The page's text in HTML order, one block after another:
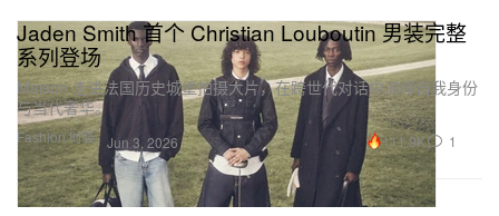
Fashion 时装
Jaden Smith 首个 Christian Louboutin 男装完整
系列登场
Maison 走进法国历史城堡拍摄大片，在跨世代对话中演绎自我身份
与当代奢华。
Jun 3, 2026 111.9K 1